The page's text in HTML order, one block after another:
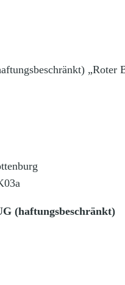
„Roter
(haftungsbeschränkt)